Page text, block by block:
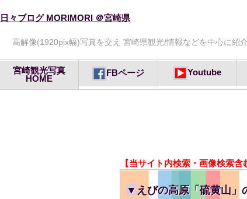
日々ブログ MORIMORI ＠宮崎県
高解像(1920pix幅)写真を交え 宮崎県観光/情報などを中心に紹介
宮崎観光写真
HOME
FBページ Youtube
【当サイト内検索・画像検索含
▼ えびの高原「硫黄山